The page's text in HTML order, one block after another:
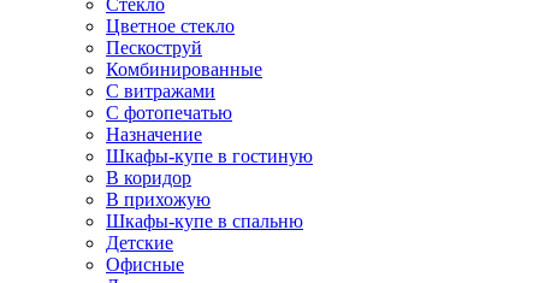
Стекло
Цветное стекло
Пескоструй
Комбинированные
С витражами
С фотопечатью
Назначение
Шкафы-купе в гостиную
В коридор
В прихожую
Шкафы-купе в спальню
Детские
Офисные